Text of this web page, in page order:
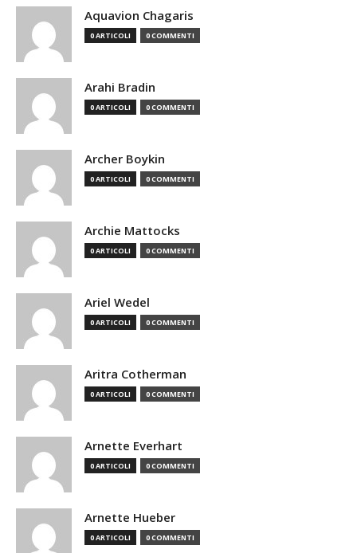
Aquavion Chagaris
0 ARTICOLI 0 COMMENTI
Arahi Bradin
0 ARTICOLI 0 COMMENTI
Archer Boykin
0 ARTICOLI 0 COMMENTI
Archie Mattocks
0 ARTICOLI 0 COMMENTI
Ariel Wedel
0 ARTICOLI 0 COMMENTI
Aritra Cotherman
0 ARTICOLI 0 COMMENTI
Arnette Everhart
0 ARTICOLI 0 COMMENTI
Arnette Hueber
0 ARTICOLI 0 COMMENTI